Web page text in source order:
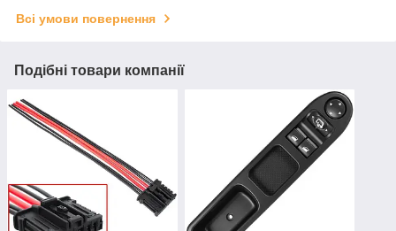
Всі умови повернення
Подібні товари компанії